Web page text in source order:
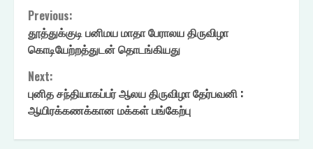
Continue
Reading
Previous:
தூத்துக்குடி பனிமய மாதா பேராலய திருவிழா
கொடியேற்றத்துடன் தொடங்கிய‌து
Next:
புனித சந்தியாகப்பர் ஆலய திருவிழா தேர்பவனி :
ஆயிரக்கணக்கான மக்கள் பங்கேற்பு